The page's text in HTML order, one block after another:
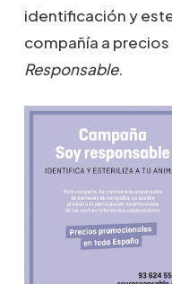
identificación y
compañía a
Responsable.